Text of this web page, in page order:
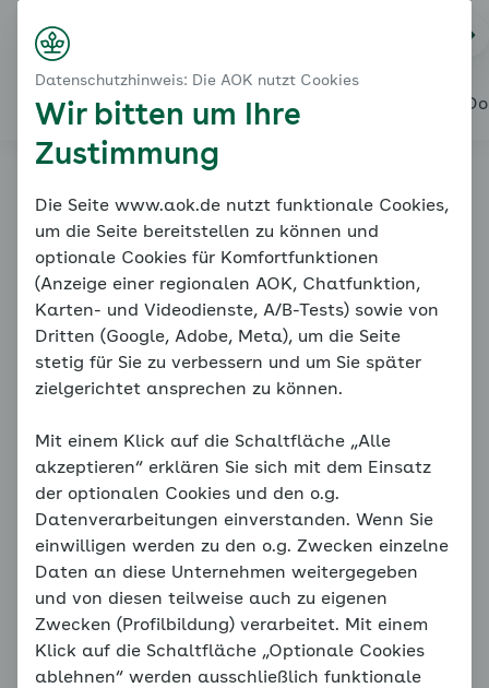
Alles über den Coach Mein Coach Meine
Mediathek
Online-Coach
Diabetes
Mediathek
Videos
Hier finden Sie alle relevanten Videos der einzelnen
Module des Online-Coaches.
Über die Links gelangen Sie zum jeweiligen Beginn
des Moduls oder auf die Seiten der entsprechenden
Videos.
Datenschutzhinweis: Die AOK nutzt Cookies
Wir bitten um Ihre
Zustimmung
Die Seite www.aok.de nutzt funktionale Cookies,
um die Seite bereitstellen zu können und
optionale Cookies für Komfortfunktionen
(Anzeige einer regionalen AOK, Chatfunktion,
Karten- und Videodienste, A/B-Tests) sowie von
Dritten (Google, Adobe, Meta), um die Seite
stetig für Sie zu verbessern und um Sie später
zielgerichtet ansprechen zu können.
Mit einem Klick auf die Schaltfläche „Alle
akzeptieren“ erklären Sie sich mit dem Einsatz
der optionalen Cookies und den o.g.
Datenverarbeitungen einverstanden. Wenn Sie
einwilligen werden zu den o.g. Zwecken einzelne
Daten an diese Unternehmen weitergegeben
und von diesen teilweise auch zu eigenen
Zwecken (Profilbildung) verarbeitet. Mit einem
Klick auf die Schaltfläche „Optionale Cookies
ablehnen“ werden ausschließlich funktionale